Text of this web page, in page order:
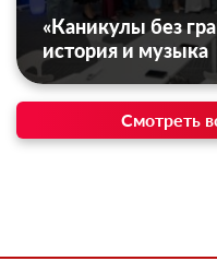
«Каникулы без
история и музыка
Смотреть